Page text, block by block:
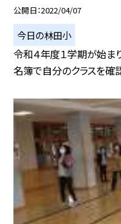
公開日 2022/04/07
今日の林田小
令和４年度１学期が始ま
名簿で自分のクラスを確